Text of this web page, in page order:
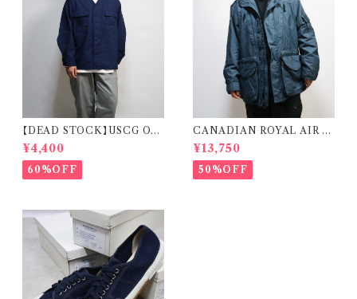
【DEAD STOCK】USCG OD
U SHIRT REMAKE CARDI
GAN 米国沿岸警備隊 オペレー
ションジャケット リメイク カーデ
ィガン
¥4,400
60%OFF
CANADIAN ROYAL AIR F
ORCE COLD & WET WEA
THER PARKA カナディアンゴ
アテックス カナダ軍 ロイヤルエ
アフォース
¥13,750
50%OFF